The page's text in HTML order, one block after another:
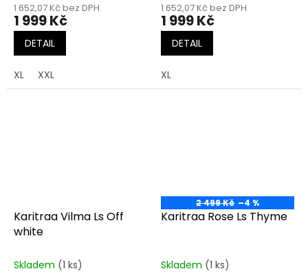
1 652,07 Kč bez DPH
1 999 Kč
DETAIL
XL XXL
1 652,07 Kč bez DPH
1 999 Kč
DETAIL
XL
Karitraa Vilma Ls Off
white
Skladem (1 ks)
2 499 Kč –4 %
Karitraa Rose Ls Thyme
Skladem (1 ks)